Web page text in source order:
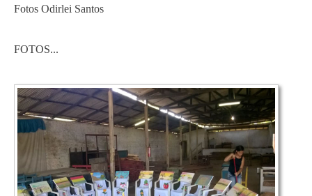
Fotos Odirlei Santos
FOTOS...